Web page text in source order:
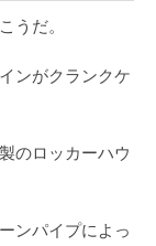
うだ。
ンがクランクケ
のロッカーハウ
ンパイプによっ